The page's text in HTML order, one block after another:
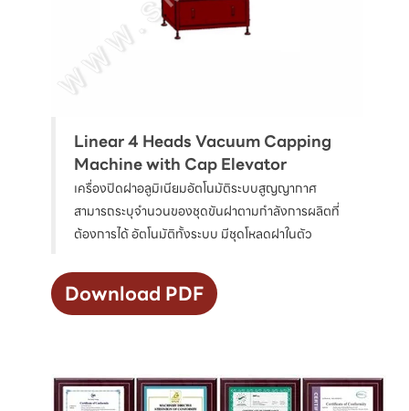
Linear 4 Heads Vacuum Capping
Machine with Cap Elevator
เครื่องปิดฝาอลูมิเนียมอัตโนมัติระบบสูญญากาศ
สามารถระบุจำนวนของชุดขันฝาตามกำลังการผลิตที่
ต้องการได้ อัตโนมัติทั้งระบบ มีชุดโหลดฝาในตัว
Download PDF